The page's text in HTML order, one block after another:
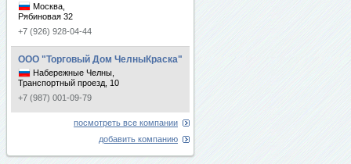
Москва,
Рябиновая 32
+7 (926) 928-04-44
ООО "Торговый Дом ЧелныКраска"
Набережные Челны,
Транспортный проезд, 10
+7 (987) 001-09-79
посмотреть все компании
добавить компанию